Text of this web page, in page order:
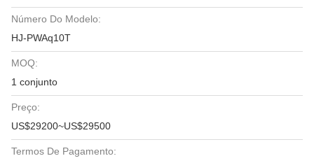
Número Do Modelo:
HJ-PWAq10T
MOQ:
1 conjunto
Preço:
US$29200~US$29500
Termos De Pagamento: